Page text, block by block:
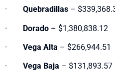
· Quebradillas –
· Dorado – $1,380,838.12
· Vega Alta – $266,944.51
· Vega Baja – $131,893.57